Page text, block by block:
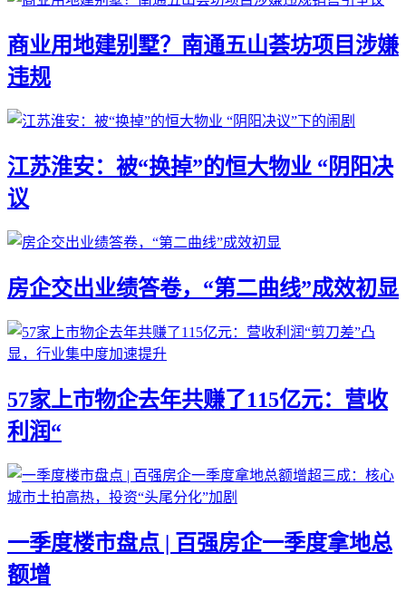
商业用地建别墅？南通五山荟坊项目涉嫌
违规
江苏淮安：被“换掉”的恒大物业 “阴阳决
议
房企交出业绩答卷，“第二曲线”成效初显
57家上市物企去年共赚了115亿元：营收
利润“
一季度楼市盘点 | 百强房企一季度拿地总
额增